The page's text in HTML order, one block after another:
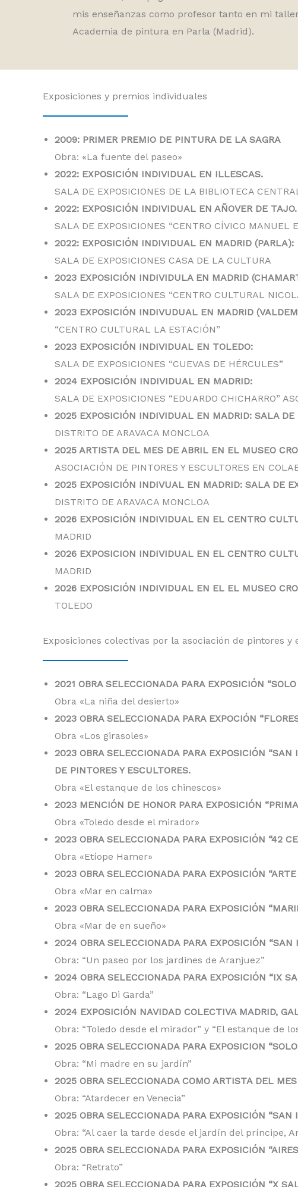
mis enseñanzas como profesor tanto en mi
Academia de pintura en Parla (Madrid).
Exposiciones y premios individuales
2009: PRIMER PREMIO DE PINTURA DE LA SAGRA
Obra: «La fuente del paseo»
2022: EXPOSICIÓN INDIVIDUAL EN ILLESCAS.
SALA DE EXPOSICIONES DE LA BIBLIOTECA
2022: EXPOSICIÓN INDIVIDUAL EN AÑOVER DE TAJO.
SALA DE EXPOSICIONES “CENTRO CÍVICO MANUEL
2022: EXPOSICIÓN INDIVIDUAL EN MADRID (PARLA):
SALA DE EXPOSICIONES CASA DE LA CULTURA
2023 EXPOSICIÓN INDIVIDULA EN MADRID
SALA DE EXPOSICIONES “CENTRO CULTURAL
2023 EXPOSICIÓN INDIVUDUAL EN MADRID
“CENTRO CULTURAL LA ESTACIÓN”
2023 EXPOSICIÓN INDIVIDUAL EN TOLEDO:
SALA DE EXPOSICIONES “CUEVAS DE HÉRCULES”
2024 EXPOSICIÓN INDIVIDUAL EN MADRID:
SALA DE EXPOSICIONES “EDUARDO CHICHARRO”
2025 EXPOSICIÓN INDIVIDUAL EN MADRID: SALA DE
DISTRITO DE ARAVACA MONCLOA
2025 ARTISTA DEL MES DE ABRIL EN EL MUSEO
ASOCIACIÓN DE PINTORES Y ESCULTORES EN
2025 EXPOSICIÓN INDIVUAL EN MADRID: SALA DE
DISTRITO DE ARAVACA MONCLOA
2026 EXPOSICIÓN INDIVIDUAL EN EL CENTRO
MADRID
2026 EXPOSICION INDIVIDUAL EN EL CENTRO
MADRID
2026 EXPOSICIÓN INDIVIDUAL EN EL EL MUSEO
TOLEDO
Exposiciones colectivas por la asociación de pintores y
2021 OBRA SELECCIONADA PARA EXPOSICIÓN
Obra «La niña del desierto»
2023 OBRA SELECCIONADA PARA EXPOCIÓN
Obra «Los girasoles»
2023 OBRA SELECCIONADA PARA EXPOSICIÓN
DE PINTORES Y ESCULTORES.
Obra «El estanque de los chinescos»
2023 MENCIÓN DE HONOR PARA EXPOSICIÓN
Obra «Toledo desde el mirador»
2023 OBRA SELECCIONADA PARA EXPOSICIÓN “42
Obra «Etíope Hamer»
2023 OBRA SELECCIONADA PARA EXPOSICIÓN
Obra «Mar en calma»
2023 OBRA SELECCIONADA PARA EXPOSICIÓN
Obra «Mar de en sueño»
2024 OBRA SELECCIONADA PARA EXPOSICIÓN
Obra: “Un paseo por los jardines de Aranjuez”
2024 OBRA SELECCIONADA PARA EXPOSICIÓN “IX
Obra: “Lago Di Garda”
2024 EXPOSICIÓN NAVIDAD COLECTIVA MADRID,
Obra: “Toledo desde el mirador” y “El estanque de
2025 OBRA SELECCIONADA PARA EXPOSICION
Obra: “Mi madre en su jardín”
2025 OBRA SELECCIONADA COMO ARTISTA DEL
Obra: “Atardecer en Venecia”
2025 OBRA SELECCIONADA PARA EXPOSICIÓN
Obra: “Al caer la tarde desde el jardín del príncipe,
2025 OBRA SELECCIONADA PARA EXPOSICIÓN
Obra: “Retrato”
2025 OBRA SELECCIONADA PARA EXPOSICIÓN “X